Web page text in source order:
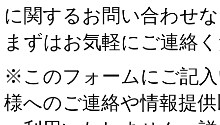
に関するお問い合わせ
まずはお気軽にご連絡
※このフォームにご記
様へのご連絡や情報提